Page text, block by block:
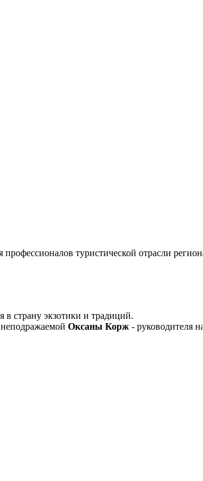
туристической отрасли
страну экзотики и традиций.
Оксаны Корж - руководителя